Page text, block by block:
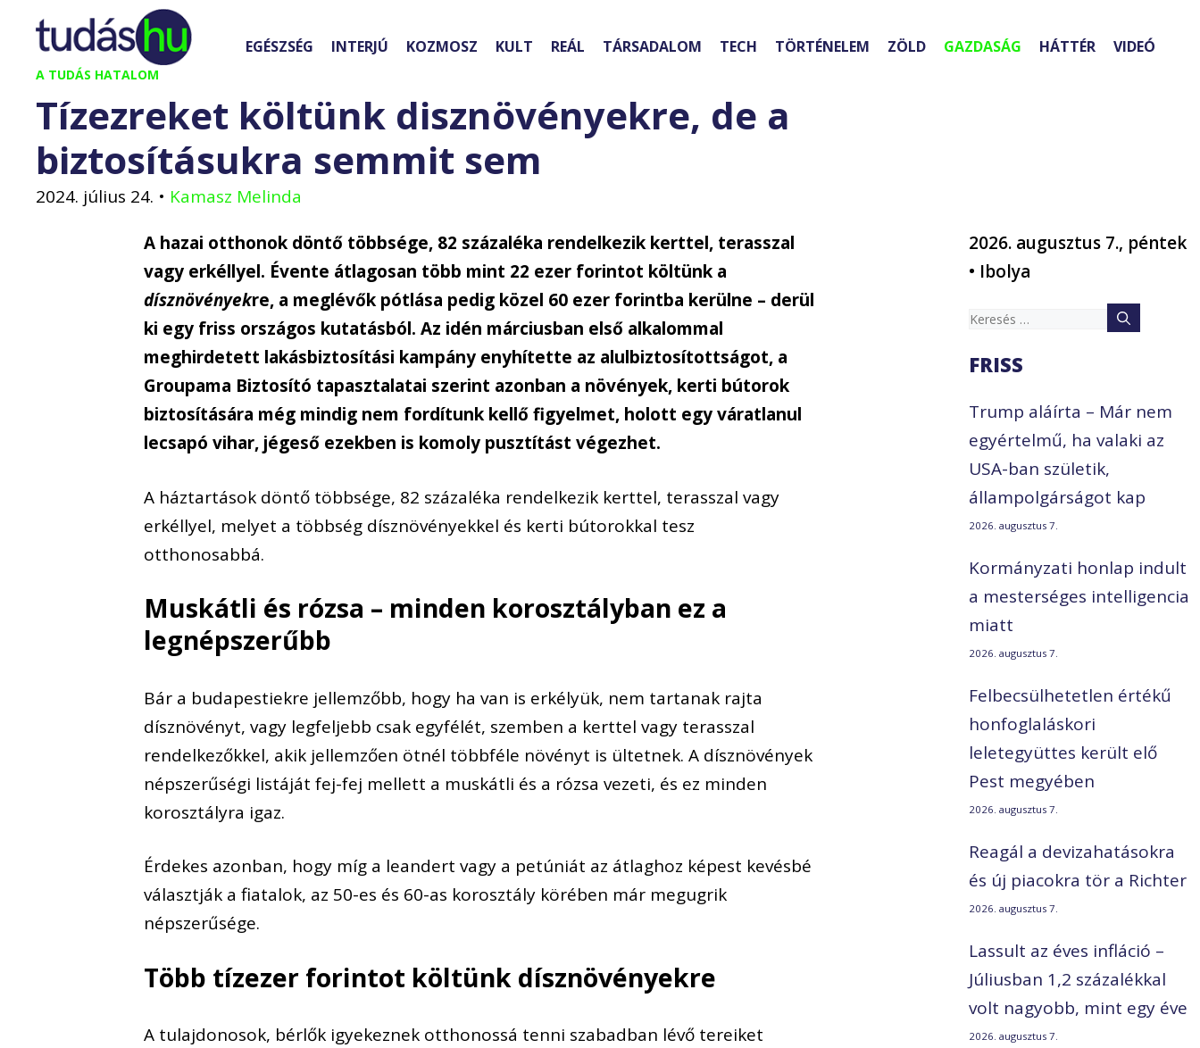
Kilépés
tartalomba
A TUDÁS HATALOM
EGÉSZSÉG INTERJÚ KOZMOSZ KULT REÁL TÁRSADALOM TECH TÖRTÉNELEM ZÖLD GAZDASÁG HÁTTÉR VIDEÓ
Tízezreket költünk disznövényekre, de a
biztosításukra semmit sem
2024. július 24. • Kamasz Melinda
A hazai otthonok döntő többsége, 82 százaléka rendelkezik kerttel, terasszal
vagy erkéllyel. Évente átlagosan több mint 22 ezer forintot költünk a
dísznövényekre, a meglévők pótlása pedig közel 60 ezer forintba kerülne – derül
ki egy friss országos kutatásból. Az idén márciusban első alkalommal
meghirdetett lakásbiztosítási kampány enyhítette az alulbiztosítottságot, a
Groupama Biztosító tapasztalatai szerint azonban a növények, kerti bútorok
biztosítására még mindig nem fordítunk kellő figyelmet, holott egy váratlanul
lecsapó vihar, jégeső ezekben is komoly pusztítást végezhet.
A háztartások döntő többsége, 82 százaléka rendelkezik kerttel, terasszal vagy
erkéllyel, melyet a többség dísznövényekkel és kerti bútorokkal tesz
otthonosabbá.
Muskátli és rózsa – minden korosztályban ez a
legnépszerűbb
Bár a budapestiekre jellemzőbb, hogy ha van is erkélyük, nem tartanak rajta
dísznövényt, vagy legfeljebb csak egyfélét, szemben a kerttel vagy terasszal
rendelkezőkkel, akik jellemzően ötnél többféle növényt is ültetnek. A dísznövények
népszerűségi listáját fej-fej mellett a muskátli és a rózsa vezeti, és ez minden
korosztályra igaz.
Érdekes azonban, hogy míg a leandert vagy a petúniát az átlaghoz képest kevésbé
választják a fiatalok, az 50-es és 60-as korosztály körében már megugrik
népszerűsége.
Több tízezer forintot költünk dísznövényekre
A tulajdonosok, bérlők igyekeznek otthonossá tenni szabadban lévő tereiket
2026. augusztus 7., péntek
• Ibolya
Keresés:
FRISS
Trump aláírta – Már nem
egyértelmű, ha valaki az
USA-ban születik,
állampolgárságot kap
2026. augusztus 7.
Kormányzati honlap indult
a mesterséges intelligencia
miatt
2026. augusztus 7.
Felbecsülhetetlen értékű
honfoglaláskori
leletegyüttes került elő
Pest megyében
2026. augusztus 7.
Reagál a devizahatásokra
és új piacokra tör a Richter
2026. augusztus 7.
Lassult az éves infláció –
Júliusban 1,2 százalékkal
volt nagyobb, mint egy éve
2026. augusztus 7.